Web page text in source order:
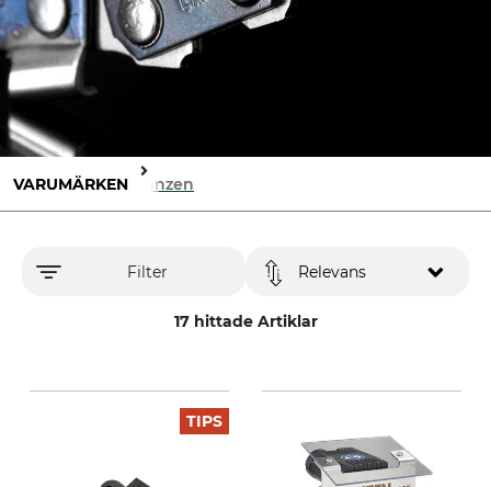
VARUMÄRKEN Franzen
Filter
17 hittade Artiklar
Relevans
TIPS